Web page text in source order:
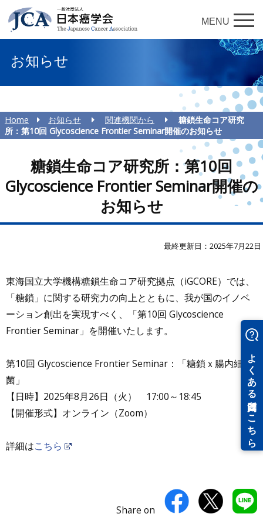
MENU
お知らせ
Home お知らせ 関連機関から
糖鎖生命コア研究
所：第10回 Glycoscience Frontier Seminar開催のお知らせ
糖鎖生命コア研究所：第10回
Glycoscience Frontier Seminar開催の
お知らせ
最終更新日：2025年7月22日
東海国立大学機構糖鎖生命コア研究拠点（iGCORE）では、
「糖鎖」に関する研究力の向上とともに、我が国のイノベ
ーション創出を実現すべく、「第10回 Glycoscience
Frontier Seminar」を開催いたします。
第10回 Glycoscience Frontier Seminar：「糖鎖ｘ腸内細
菌」
【日時】2025年8月26日（火） 17:00～18:45
【開催形式】オンライン（Zoom）
詳細はこちら
Share on